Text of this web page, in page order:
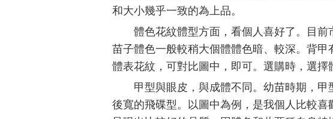
和大小幾乎一致的為上品。
體色花紋體型方面，看個人喜好了。目前
苗子體色一般較稍大個體體色暗、較深。背甲
體表花紋，可對比圖中，即可。選購時，選擇
甲型與眼皮，與成體不同。幼苗時期，
後寬的飛碟型。以圖中為例，是我個人比較